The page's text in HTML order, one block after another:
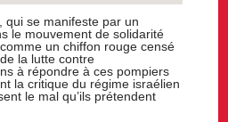
qui se manifeste par un
le mouvement de solidarité
un chiffon rouge censé
la lutte contre
à répondre à ces pompiers
la critique du régime israélien
le mal qu’ils prétendent